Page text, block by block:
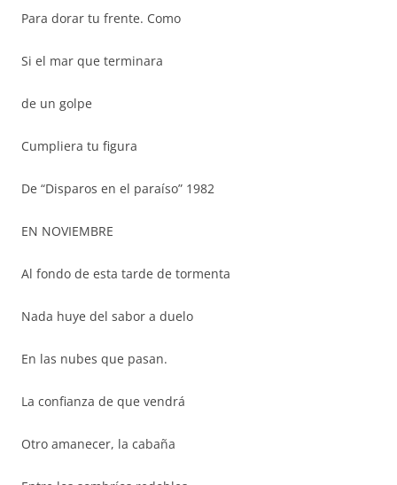
Para dorar tu frente. Como
Si el mar que terminara
de un golpe
Cumpliera tu figura
De “Disparos en el paraíso” 1982
EN NOVIEMBRE
Al fondo de esta tarde de tormenta
Nada huye del sabor a duelo
En las nubes que pasan.
La confianza de que vendrá
Otro amanecer, la cabaña